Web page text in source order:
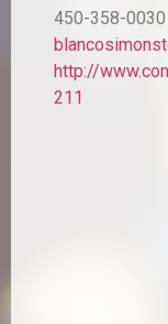
450-358-0030
http://
211